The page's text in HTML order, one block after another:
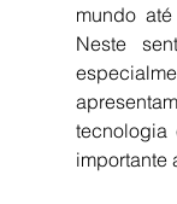
mundo
Neste
tecnologia
importante